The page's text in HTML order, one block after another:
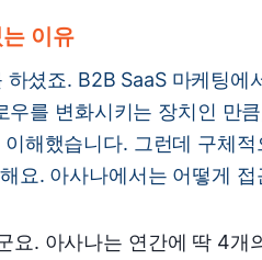
이유
셨죠. B2B SaaS 마케팅에
를 변화시키는 장치인 만
해했습니다. 그런데 구체적
요. 아사나에서는 어떻게 접
요. 아사나는 연간에 딱 4개